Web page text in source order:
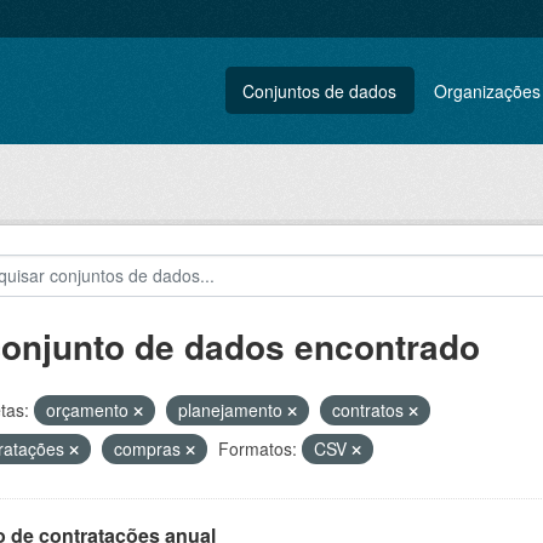
Conjuntos de dados Organizações
de dados encontrado
orçamento planejamento
contratos
compras Formatos: CSV
de contratações anual